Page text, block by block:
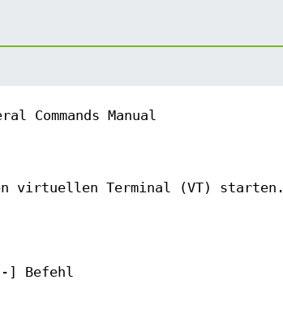
Commands Manual
virtuellen Terminal (VT) starten.
] Befehl